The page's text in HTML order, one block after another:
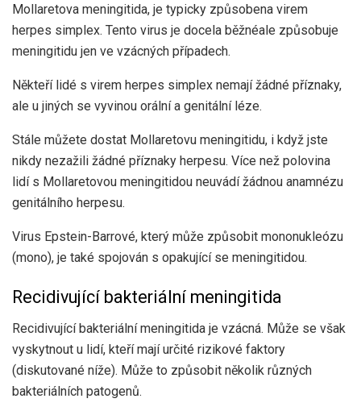
Mollaretova meningitida, je typicky způsobena virem
herpes simplex. Tento virus je docela běžnéale způsobuje
meningitidu jen ve vzácných případech.
Někteří lidé s virem herpes simplex nemají žádné příznaky,
ale u jiných se vyvinou orální a genitální léze.
Stále můžete dostat Mollaretovu meningitidu, i když jste
nikdy nezažili žádné příznaky herpesu. Více než polovina
lidí s Mollaretovou meningitidou neuvádí žádnou anamnézu
genitálního herpesu.
Virus Epstein-Barrové, který může způsobit mononukleózu
(mono), je také spojován s opakující se meningitidou.
Recidivující bakteriální meningitida
Recidivující bakteriální meningitida je vzácná. Může se však
vyskytnout u lidí, kteří mají určité rizikové faktory
(diskutované níže). Může to způsobit několik různých
bakteriálních patogenů.